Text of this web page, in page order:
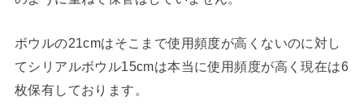
ボウルの21cmはそこまで使用頻度が高くないのに対し
てシリアルボウル15cmは本当に使用頻度が高く現在は6
枚保有しております。